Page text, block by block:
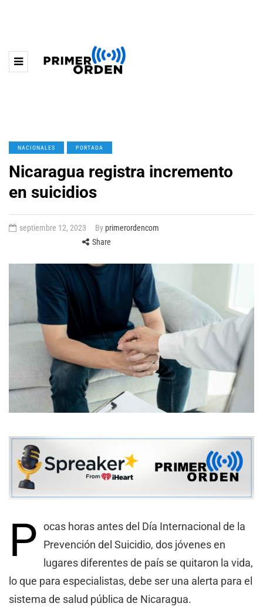
NACIONALES PORTADA
Nicaragua registra incremento
en suicidios
septiembre 12, 2023 By primerordencom
Share
P ocas horas antes del Día Internacional de la
Prevención del Suicidio, dos jóvenes en
lugares diferentes de país se quitaron la vida,
lo que para especialistas, debe ser una alerta para el
sistema de salud pública de Nicaragua.